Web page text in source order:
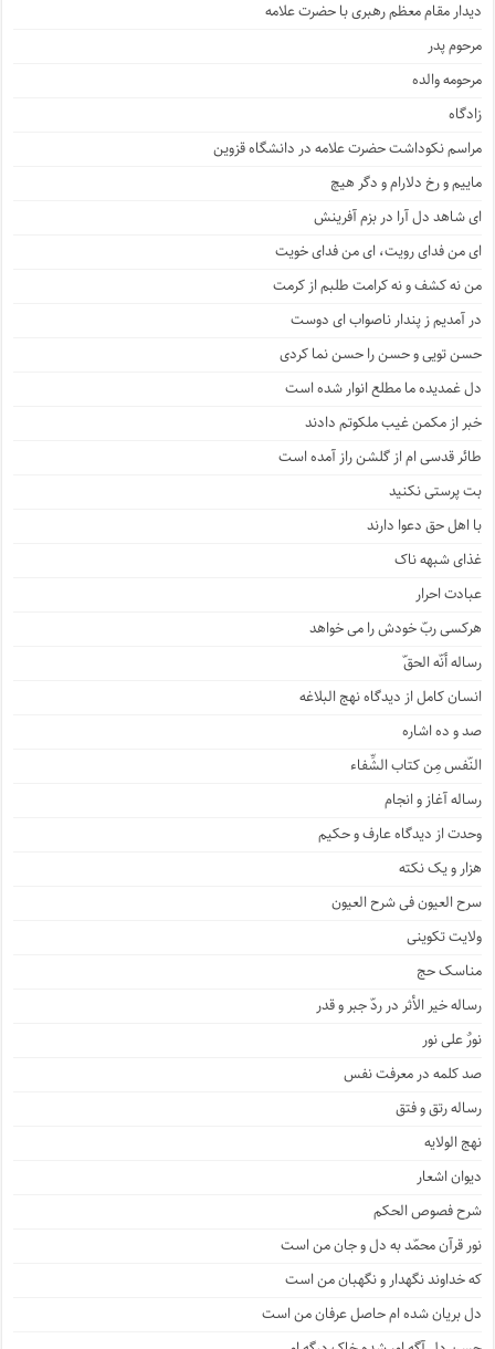
دیدار مقام معظم رهبری با حضرت علامه
مرحوم پدر
مرحومه والده
زادگاه
مراسم نکوداشت حضرت علامه در دانشگاه قزوین
ماییم و رخ دلارام و دگر هیچ
ای شاهد دل آرا در بزم آفرینش
ای من فدای رویت، ای من فدای خویت
من نه کشف و نه کرامت طلبم از کرمت
در آمدیم ز پندار ناصواب ای دوست
حسن تویی و حسن را حسن نما کردی
دل غمدیده ما مطلع انوار شده است
خبر از مکمن غیب ملکوتم دادند
طائر قدسی ام از گلشن راز آمده است
بت پرستی نکنید
با اهل حق دعوا دارند
غذای شبهه ناک
عبادت احرار
هرکسی ربّ خودش را می خواهد
رساله أنّه الحقّ
انسان کامل از دیدگاه نهج البلاغه
صد و ده اشاره
النّفس مِن کتاب الشِّفاء
رساله آغاز و انجام
وحدت از دیدگاه عارف و حکیم
هزار و یک نکته
سرح العیون فی شرح العیون
ولایت تکوینی
مناسک حج
رساله خیر الأثر در ردّ جبر و قدر
نورٌ علی نور
صد کلمه در معرفت نفس
رساله رتق و فتق
نهج الولایه
دیوان اشعار
شرح فصوص الحکم
نور قرآن محمّد به دل و جان من است
که خداوند نگهدار و نگهبان من است
دل بریان شده ام حاصل عرفان من است